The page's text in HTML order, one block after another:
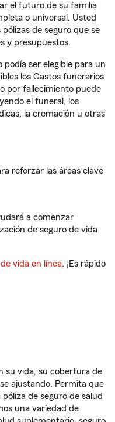
el futuro de su familia
o universal. Usted
de seguro que se
y presupuestos.
podía ser elegible para un
los Gastos funerarios
por fallecimiento puede
el funeral, los
la cremación u otras
reforzar las áreas clave
a comenzar
de seguro de vida
vida en línea. ¡Es rápido
su vida, su cobertura de
ajustando. Permita que
de seguro de salud
una variedad de